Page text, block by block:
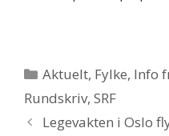
Kategorier
Aktuelt, Fylke, Info
Rundskriv, SRF
Legevakten i Oslo